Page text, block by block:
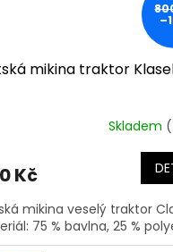
mikina traktor
Skladem
Kč
mikina veselý traktor
75 % bavlna, 25 %